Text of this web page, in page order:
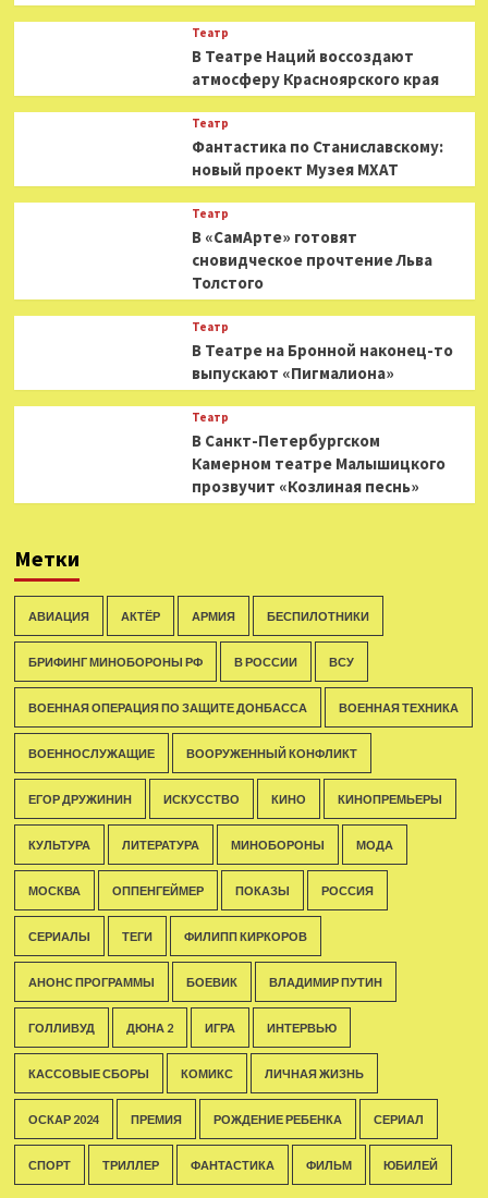
Театр
В Театре Наций воссоздают
атмосферу Красноярского края
Театр
Фантастика по Станиславскому:
новый проект Музея МХАТ
Театр
В «СамАрте» готовят
сновидческое прочтение Льва
Толстого
Театр
В Театре на Бронной наконец-то
выпускают «Пигмалиона»
Театр
В Санкт-Петербургском
Камерном театре Малышицкого
прозвучит «Козлиная песнь»
Метки
АВИАЦИЯ АКТЁР АРМИЯ БЕСПИЛОТНИКИ
БРИФИНГ МИНОБОРОНЫ РФ В РОССИИ ВСУ
ВОЕННАЯ ОПЕРАЦИЯ ПО ЗАЩИТЕ ДОНБАССА ВОЕННАЯ ТЕХНИКА
ВОЕННОСЛУЖАЩИЕ ВООРУЖЕННЫЙ КОНФЛИКТ
ЕГОР ДРУЖИНИН ИСКУССТВО КИНО КИНОПРЕМЬЕРЫ
КУЛЬТУРА ЛИТЕРАТУРА МИНОБОРОНЫ МОДА
МОСКВА ОППЕНГЕЙМЕР ПОКАЗЫ РОССИЯ
СЕРИАЛЫ ТЕГИ ФИЛИПП КИРКОРОВ
АНОНС ПРОГРАММЫ БОЕВИК ВЛАДИМИР ПУТИН
ГОЛЛИВУД ДЮНА 2 ИГРА ИНТЕРВЬЮ
КАССОВЫЕ СБОРЫ КОМИКС ЛИЧНАЯ ЖИЗНЬ
ОСКАР 2024 ПРЕМИЯ РОЖДЕНИЕ РЕБЕНКА СЕРИАЛ
СПОРТ ТРИЛЛЕР ФАНТАСТИКА ФИЛЬМ ЮБИЛЕЙ